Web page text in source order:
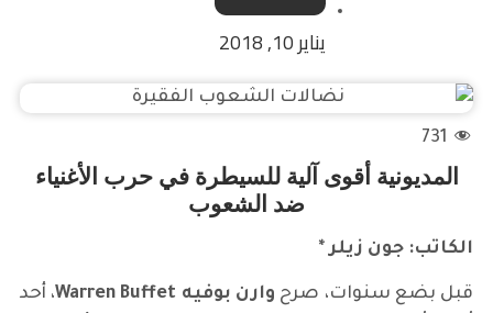
يناير 10, 2018
731
المديونية أقوى آلية للسيطرة في حرب الأغنياء
ضد الشعوب
الكاتب: جون زيلر*
قبل بضع سنوات، صرح وارن بوفيه Warren Buffet، أحد